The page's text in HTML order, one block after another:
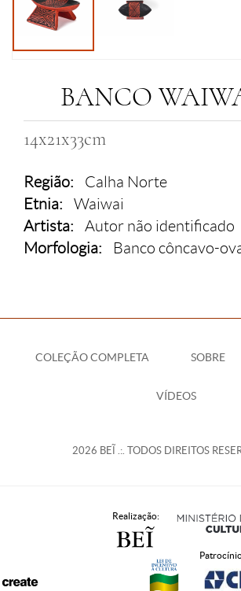
BANCO
14x21x33cm
Região:
Calha Norte
Etnia:
Waiwai
Artista:
Autor não identificado
Morfologia:
Banco côncavo-
COLEÇÃO COMPLETA SOBRE
VÍDEOS
2026 BEĨ .:. TODOS DIREITOS